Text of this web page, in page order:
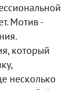
Мотив -
который
несколько